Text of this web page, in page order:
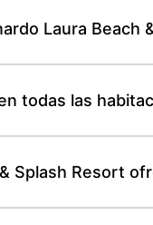
Laura
todas las
Splash Resort